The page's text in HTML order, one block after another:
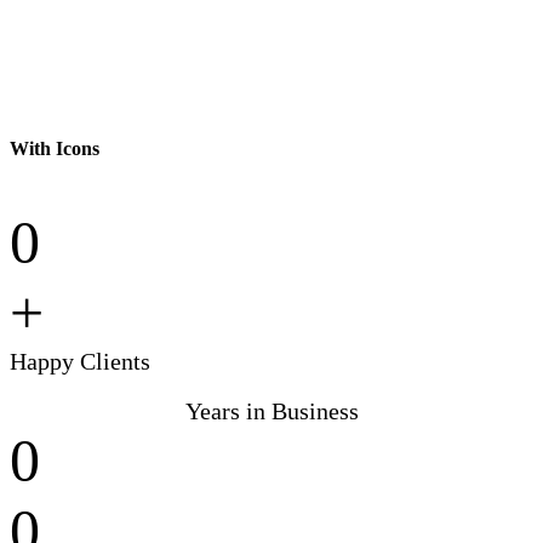
With Icons
0
+
Happy Clients
Years in Business
0